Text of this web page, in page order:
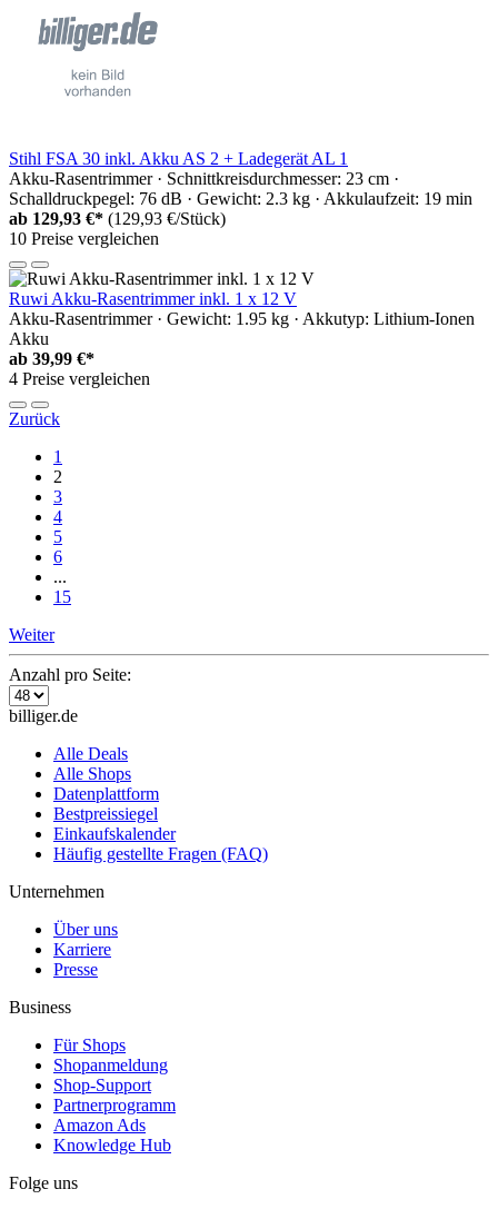
Stihl FSA 30 inkl. Akku AS 2 + Ladegerät AL 1
Akku-Rasentrimmer · Schnittkreisdurchmesser: 23 cm ·
Schalldruckpegel: 76 dB · Gewicht: 2.3 kg · Akkulaufzeit: 19 min
ab 129,93 €* (129,93 €/Stück)
10 Preise vergleichen
Ruwi Akku-Rasentrimmer inkl. 1 x 12 V
Akku-Rasentrimmer · Gewicht: 1.95 kg · Akkutyp: Lithium-Ionen
Akku
ab 39,99 €*
4 Preise vergleichen
Zurück
1
2
3
4
5
6
...
15
Weiter
Anzahl pro Seite:
billiger.de
Alle Deals
Alle Shops
Datenplattform
Bestpreissiegel
Einkaufskalender
Häufig gestellte Fragen (FAQ)
Unternehmen
Über uns
Karriere
Presse
Business
Für Shops
Shopanmeldung
Shop-Support
Partnerprogramm
Amazon Ads
Knowledge Hub
Folge uns